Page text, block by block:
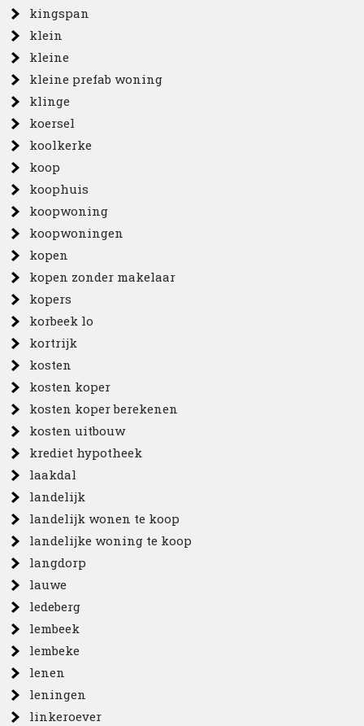
kingspan
klein
kleine
kleine prefab woning
klinge
koersel
koolkerke
koop
koophuis
koopwoning
koopwoningen
kopen
kopen zonder makelaar
kopers
korbeek lo
kortrijk
kosten
kosten koper
kosten koper berekenen
kosten uitbouw
krediet hypotheek
laakdal
landelijk
landelijk wonen te koop
landelijke woning te koop
langdorp
lauwe
ledeberg
lembeek
lembeke
lenen
leningen
linkeroever